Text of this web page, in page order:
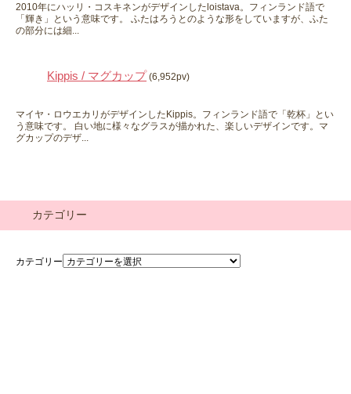
2010年にハッリ・コスキネンがデザインしたloistava。フィンランド語で
「輝き」という意味です。 ふたはろうとのような形をしていますが、ふた
の部分には細...
Kippis / マグカップ (6,952pv)
マイヤ・ロウエカリがデザインしたKippis。フィンランド語で「乾杯」とい
う意味です。 白い地に様々なグラスが描かれた、楽しいデザインです。マ
グカップのデザ...
カテゴリー
カテゴリー